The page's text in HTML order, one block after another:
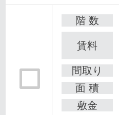
階 数
賃料
間取り
面 積
敷金